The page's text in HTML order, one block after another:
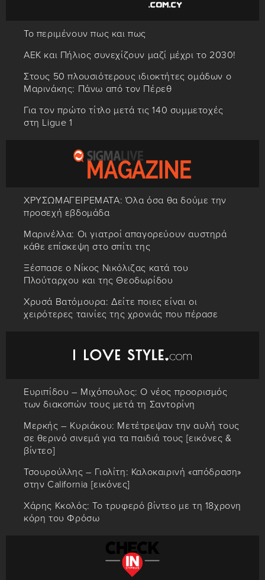
Το περιμένουν πως και πως
ΑΕΚ και Πήλιος συνεχίζουν μαζί μέχρι το 2030!
Στους 50 πλουσιότερους ιδιοκτήτες ομάδων ο
Μαρινάκης: Πάνω από τον Πέρεθ
Για τον πρώτο τίτλο μετά τις 140 συμμετοχές
στη Ligue 1
ΧΡΥΣΩΜΑΓΕΙΡΕΜΑΤΑ: Όλα όσα θα δούμε την
προσεχή εβδομάδα
Μαρινέλλα: Οι γιατροί απαγορεύουν αυστηρά
κάθε επίσκεψη στο σπίτι της
Ξέσπασε ο Νίκος Νικόλιζας κατά του
Πλούταρχου και της Θεοδωρίδου
Χρυσά Βατόμουρα: Δείτε ποιες είναι οι
χειρότερες ταινίες της χρονιάς που πέρασε
Ευριπίδου – Μιχόπουλος: Ο νέος προορισμός
των διακοπών τους μετά τη Σαντορίνη
Μερκής – Κυριάκου: Μετέτρεψαν την αυλή τους
σε θερινό σινεμά για τα παιδιά τους [εικόνες &
βίντεο]
Τσουρούλλης – Γιολίτη: Καλοκαιρινή «απόδραση»
στην California [εικόνες]
Χάρης Κκολός: Το τρυφερό βίντεο με τη 18χρονη
κόρη του Φρόσω